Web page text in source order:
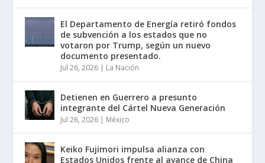
El Departamento de Energía retiró fondos
de subvención a los estados que no
votaron por Trump, según un nuevo
documento presentado.
Jul 26, 2026 | La Nación
Detienen en Guerrero a presunto
integrante del Cártel Nueva Generación
Jul 26, 2026 | México
Keiko Fujimori impulsa alianza con
Estados Unidos frente al avance de China